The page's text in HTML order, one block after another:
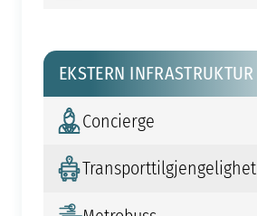
EKSTERN INFRASTRUKTUR
Concierge
Transporttilgjengelighet